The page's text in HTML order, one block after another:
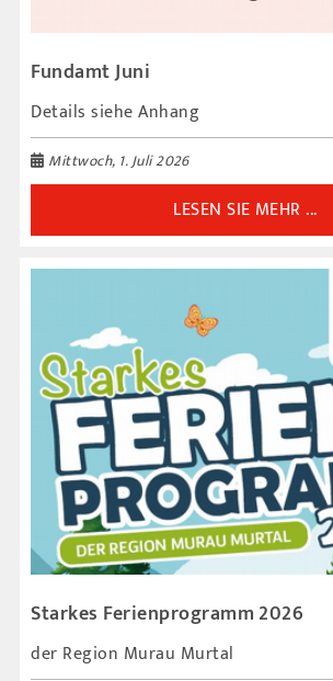
Fundamt Juni
Details siehe Anhang
Mittwoch, 1. Juli 2026
LESEN SIE MEHR ...
Starkes Ferienprogramm 2026
der Region Murau Murtal